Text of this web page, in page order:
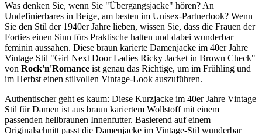
Was denken Sie, wenn Sie "Übergangsjacke" hören? An
Undefinierbares in Beige, am besten im Unisex-Partnerlook? Wenn
Sie den Stil der 1940er Jahre lieben, wissen Sie, dass die Frauen der
Forties einen Sinn fürs Praktische hatten und dabei wunderbar
feminin aussahen. Diese braun karierte Damenjacke im 40er Jahre
Vintage Stil "Girl Next Door Ladies Ricky Jacket in Brown Check"
von Rock'n'Romance ist genau das Richtige, um im Frühling und
im Herbst einen stilvollen Vintage-Look auszuführen.
Authentischer geht es kaum: Diese Kurzjacke im 40er Jahre Vintage
Stil für Damen ist aus braun kariertem Wollstoff mit einem
passenden hellbraunen Innenfutter. Basierend auf einem
Originalschnitt passt die Damenjacke im Vintage-Stil wunderbar